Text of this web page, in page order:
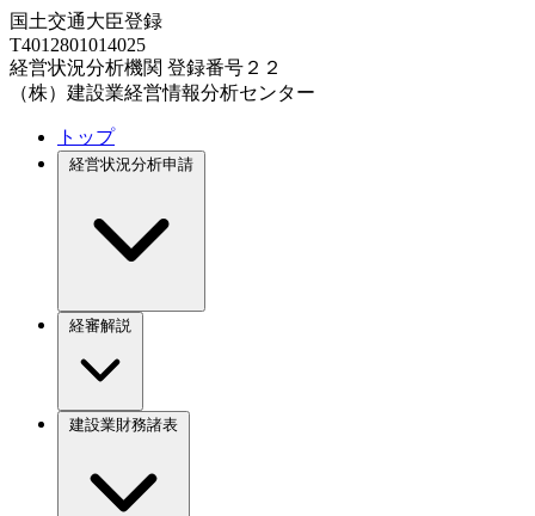
国土交通大臣登録
T4012801014025
経営状況分析機関 登録番号２２
（株）建設業経営情報分析センター
トップ
経営状況分析申請
経審解説
建設業財務諸表